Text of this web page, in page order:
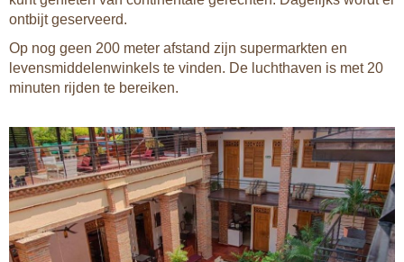
ontbijt geserveerd.
Op nog geen 200 meter afstand zijn supermarkten en
levensmiddelenwinkels te vinden. De luchthaven is met 20
minuten rijden te bereiken.